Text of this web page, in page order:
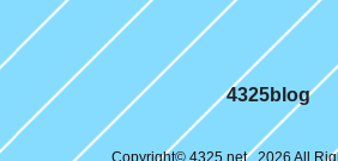
4325blog
Copyright© 4325.net , 2026 All